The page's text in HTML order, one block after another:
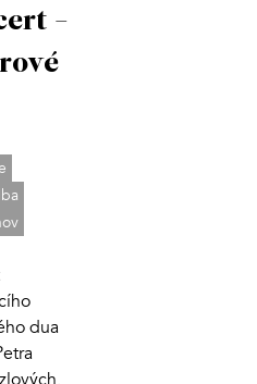
-
dua